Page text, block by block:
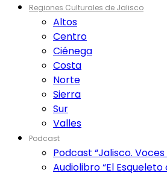
Regiones Culturales de Jalisco
Altos
Centro
Ciénega
Costa
Norte
Sierra
Sur
Valles
Podcast
Podcast “Jalisco.
Audiolibro “El Esqueleto